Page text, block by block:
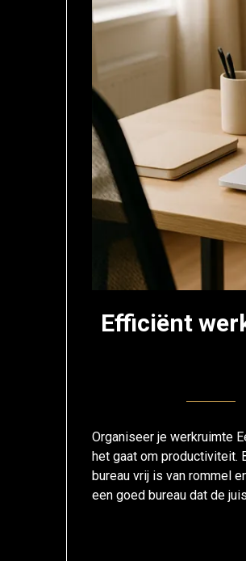
Efficiënt
Organiseer je werkruimte
het gaat om productiviteit.
bureau vrij is van rommel
een goed bureau dat de